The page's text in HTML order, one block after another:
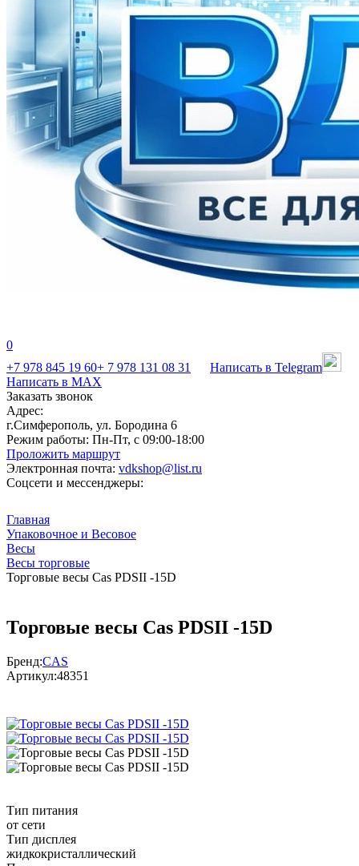
0
+7 978 845 19 60+ 7 978 131 08 31
Написать в Telegram
Написать в MAX
Заказать звонок
Адрес:
г.Симферополь, ул. Бородина 6
Режим работы: Пн-Пт, с 09:00-18:00
Проложить маршрут
Электронная почта: vdkshop@list.ru
Соцсети и мессенджеры:
Главная
Упаковочное и Весовое
Весы
Весы торговые
Торговые весы Cas PDSII -15D
Торговые весы Cas PDSII -15D
Бренд:CAS
Артикул:48351
Тип питания
от сети
Тип дисплея
жидкокристаллический